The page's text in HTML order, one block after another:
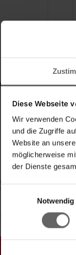
Diese Webseite
Wir verwenden
und die Zugriffe
Website an
möglicherweise
der Dienste
Einwilligungsauswahl
Notwendig
600 ml